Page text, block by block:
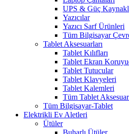
UPS & Güç
Yazıcılar
Yazıcı Sarf Ürünleri
Tüm Bilgisayar
Tablet Aksesuarları
Tablet Kılıfları
Tablet Ekran
Tablet Tutucular
Tablet Klavyeleri
Tablet Kalemleri
Tüm Tablet
Tüm Bilgisayar-Tablet
Elektrikli Ev Aletleri
Ütüler
Buharlı Ütüler